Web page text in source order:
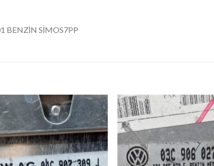
BENZİN SİMOS7PP
İstek
Listeme
Ekle